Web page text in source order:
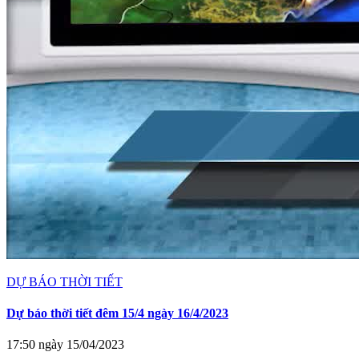
DỰ BÁO THỜI TIẾT
Dự báo thời tiết đêm 15/4 ngày 16/4/2023
17:50 ngày 15/04/2023